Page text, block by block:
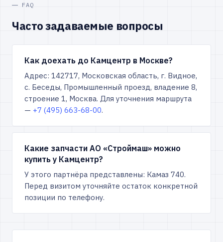
FAQ
Часто задаваемые вопросы
Как доехать до Камцентр в Москве?
Адрес: 142717, Московская область, г. Видное,
с. Беседы, Промышленный проезд, владение 8,
строение 1, Москва. Для уточнения маршрута
— +7 (495) 663-68-00.
Какие запчасти АО «Строймаш» можно
купить у Камцентр?
У этого партнёра представлены: Камаз 740.
Перед визитом уточняйте остаток конкретной
позиции по телефону.